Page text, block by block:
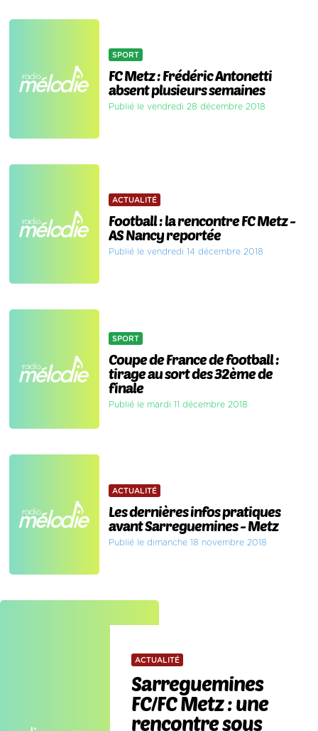
SPORT
FC Metz : Frédéric Antonetti
absent plusieurs semaines
Publié le vendredi 28 décembre 2018
ACTUALITÉ
Football : la rencontre FC Metz -
AS Nancy reportée
Publié le vendredi 14 décembre 2018
SPORT
Coupe de France de football :
tirage au sort des 32ème de
finale
Publié le mardi 11 décembre 2018
ACTUALITÉ
Les dernières infos pratiques
avant Sarreguemines - Metz
Publié le dimanche 18 novembre 2018
ACTUALITÉ
Sarreguemines
FC/FC Metz : une
rencontre sous